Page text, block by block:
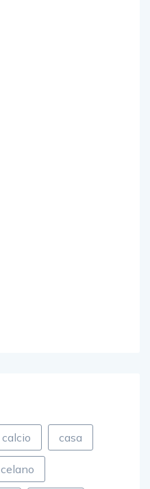
calcio casa
celano